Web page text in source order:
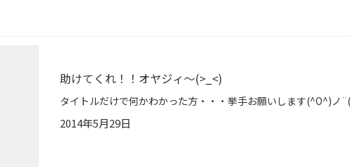
助けてくれ！！オヤジィ～(>_<)
2014年5月29日